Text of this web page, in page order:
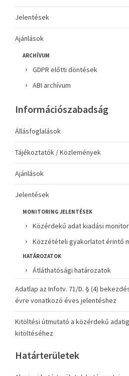
Jelentések
Ajánlások
ARCHÍVUM
GDPR előtti döntések
ABI archívum
Információszabadság
Állásfoglalások
Tájékoztatók / Közlemények
Ajánlások
Jelentések
MONITORING JELENTÉSEK
Közérdekű adat kiadási
Közzétételi gyakorlatot érintő
HATÁROZATOK
Átláthatósági határozatok
Adatlap az Infotv. 71/D. § (4)
évre vonatkozó éves jelentéshez
Kitöltési útmutató a közérdekű
kitöltéséhez
Határterületek